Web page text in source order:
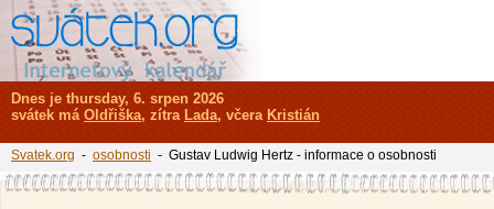
Dnes je thursday, 6. srpen 2026
svátek má Oldřiška, zítra Lada, včera Kristián
Svatek.org - osobnosti - Gustav Ludwig Hertz - informace o osobnosti